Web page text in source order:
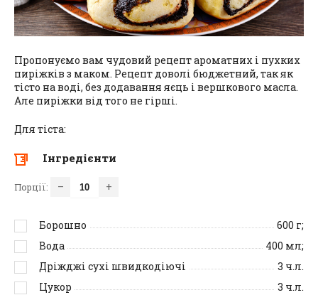
Пропонуємо вам чудовий рецепт ароматних і пухких
пиріжків з маком. Рецепт доволі бюджетний, так як
тісто на воді, без додавання яєць і вершкового масла.
Але пиріжки від того не гірші.
Для тіста:
Інгредієнти
Порції: – +
Борошно 600 г;
Вода
400 мл;
Дріжджі сухі швидкодіючі
3 ч.л.
Цукор
3 ч.л.